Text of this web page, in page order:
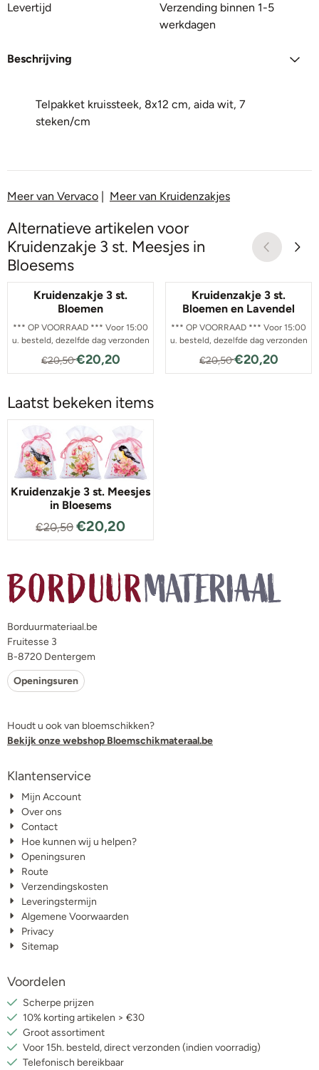
Levertijd
Verzending binnen 1-5
werkdagen
Beschrijving
Telpakket kruissteek, 8x12 cm, aida wit, 7
steken/cm
Meer van Vervaco Meer van Kruidenzakjes
Alternatieve artikelen voor
Kruidenzakje 3 st. Meesjes in
Bloesems
Kruidenzakje 3 st.
Bloemen
*** OP VOORRAAD *** Voor 15:00
u. besteld, dezelfde dag verzonden
Van 20,50 voor 20,20
€20,50€20,20
Kruidenzakje 3 st.
Bloemen en Lavendel
*** OP VOORRAAD *** Voor 15:00
u. besteld, dezelfde dag verzonden
Van 20,50 voor
€20,50€20,20
Laatst bekeken items
Kruidenzakje 3 st. Meesjes
in Bloesems
€20,50 €20,20
Borduurmateriaal.be
Fruitesse 3
B-8720 Dentergem
Openingsuren
Houdt u ook van bloemschikken?
Bekijk onze webshop Bloemschikmateraal.be
Klantenservice
Mijn Account
Over ons
Contact
Hoe kunnen wij u helpen?
Openingsuren
Route
Verzendingskosten
Leveringstermijn
Algemene Voorwaarden
Privacy
Sitemap
Voordelen
Scherpe prijzen
10% korting artikelen > €30
Groot assortiment
Voor 15h. besteld, direct verzonden (indien voorradig)
Telefonisch bereikbaar